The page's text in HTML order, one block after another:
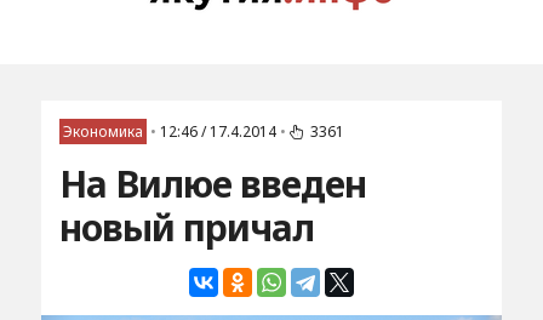
Экономика • 12:46 / 17.4.2014 • 3361
На Вилюе введен
новый причал